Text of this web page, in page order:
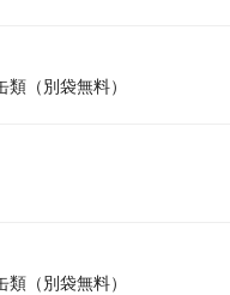
（別袋無料）
（別袋無料）